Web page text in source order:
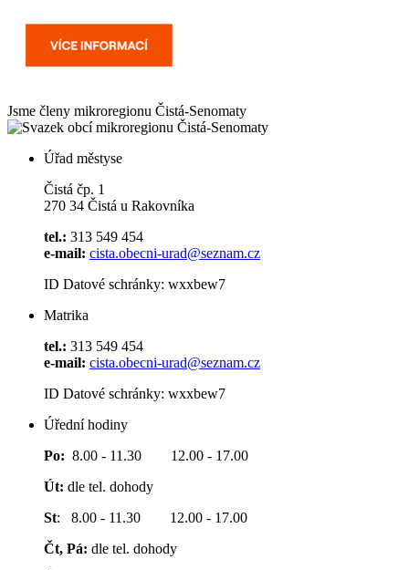
Jsme členy mikroregionu Čistá-Senomaty
Úřad městyse
Čistá čp. 1
270 34 Čistá u Rakovníka
tel.: 313 549 454
e-mail: cista.obecni-urad@seznam.cz
ID Datové schránky: wxxbew7
Matrika
tel.: 313 549 454
e-mail: cista.obecni-urad@seznam.cz
ID Datové schránky: wxxbew7
Úřední hodiny
Po: 8.00 - 11.30 12.00 - 17.00
Út: dle tel. dohody
St: 8.00 - 11.30 12.00 - 17.00
Čt, Pá: dle tel. dohody